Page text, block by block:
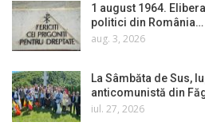
1 august 1964.
politici din România…
aug. 3, 2026
La Sâmbăta de Sus,
anticomunistă din
iul. 27, 2026